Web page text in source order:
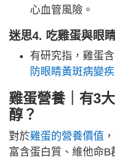
心血管風險。
迷思4. 吃雞蛋與眼
有研究指，雞蛋
防眼睛黃斑病變
雞蛋營養｜有3
醇？
對於雞蛋的營養價值
富含蛋白質、維他命